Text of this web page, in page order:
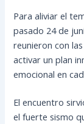
Para aliviar el
pasado 24 de
reunieron con
activar un plan
emocional en
El encuentro
el fuerte sismo